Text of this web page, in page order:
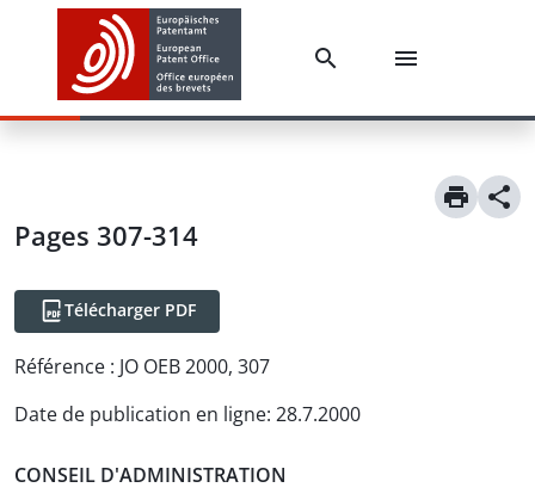
Pages 307-314
Télécharger PDF
Référence : JO OEB 2000, 307
Date de publication en ligne: 28.7.2000
CONSEIL D'ADMINISTRATION